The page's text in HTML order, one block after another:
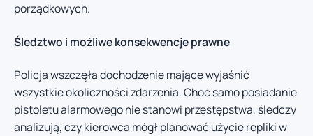
porządkowych.
Śledztwo i możliwe konsekwencje prawne
Policja wszczęła dochodzenie mające wyjaśnić
wszystkie okoliczności zdarzenia. Choć samo posiadanie
pistoletu alarmowego nie stanowi przestępstwa, śledczy
analizują, czy kierowca mógł planować użycie repliki w